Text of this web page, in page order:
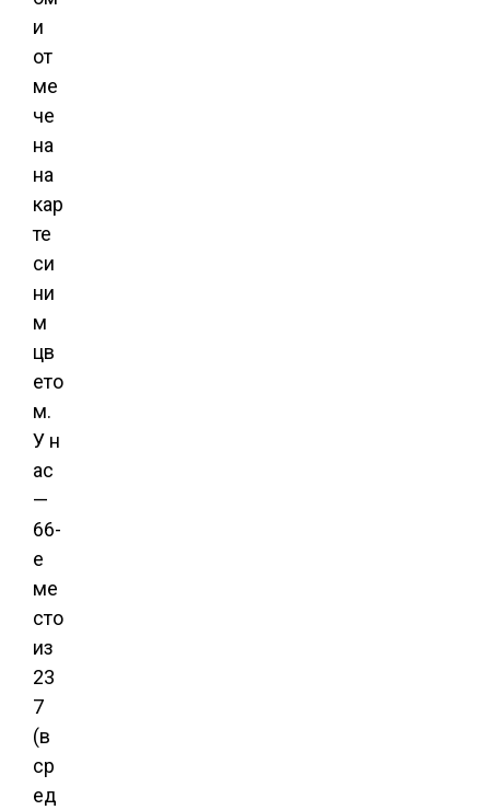
и
от
ме
че
на
на
кар
те
си
ни
м
цв
ето
м.
У н
ас
—
66-
е
ме
сто
из
23
7
(в
ср
ед